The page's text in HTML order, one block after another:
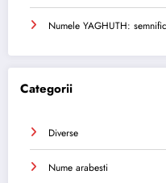
Numele YAGHUTH:
Categorii
Diverse
Nume arabesti